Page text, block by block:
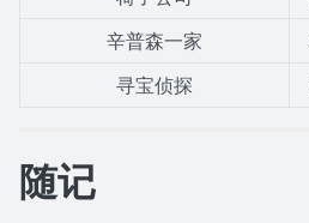
辛普森一家
寻宝侦探
随记